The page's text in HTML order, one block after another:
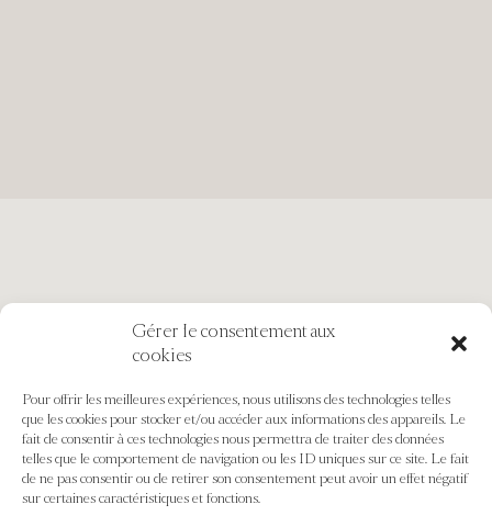
Gérer le consentement aux
cookies
Pour offrir les meilleures expériences, nous utilisons des technologies telles
que les cookies pour stocker et/ou accéder aux informations des appareils. Le
fait de consentir à ces technologies nous permettra de traiter des données
telles que le comportement de navigation ou les ID uniques sur ce site. Le fait
de ne pas consentir ou de retirer son consentement peut avoir un effet négatif
sur certaines caractéristiques et fonctions.